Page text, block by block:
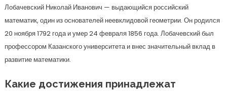
Лобачевский Николай Иванович — выдающийся российский
математик, один из основателей неевклидовой геометрии. Он родился
20 ноября 1792 года и умер 24 февраля 1856 года. Лобачевский был
профессором Казанского университета и внес значительный вклад в
развитие математики.
Какие достижения принадлежат